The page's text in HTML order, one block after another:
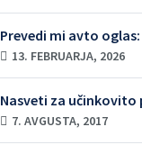
Prevedi mi avto
13. FEBRUARJA, 2026
Nasveti za
7. AVGUSTA, 2017